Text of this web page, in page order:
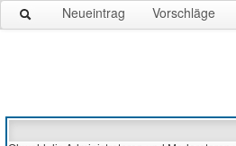
Neueintrag Vorschläge